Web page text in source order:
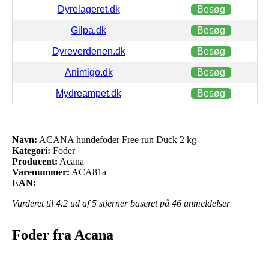
Dyrelageret.dk Besøg
Gilpa.dk Besøg
Dyreverdenen.dk Besøg
Animigo.dk Besøg
Mydreampet.dk Besøg
Navn: ACANA hundefoder Free run Duck 2 kg
Kategori: Foder
Producent: Acana
Varenummer: ACA81a
EAN:
Vurderet til 4.2 ud af 5 stjerner baseret på 46 anmeldelser
Foder fra Acana